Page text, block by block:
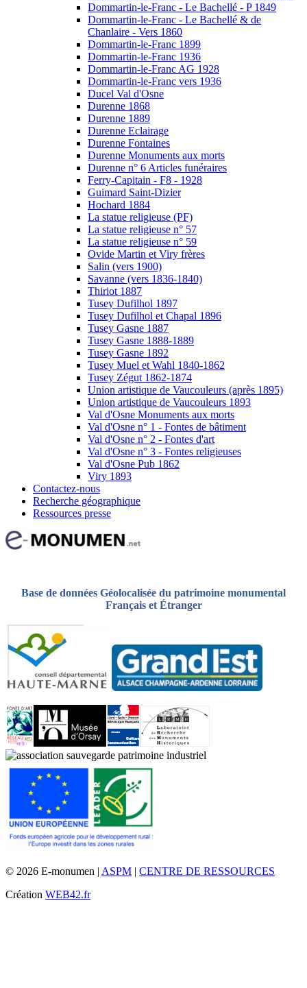
Dommartin-le-Franc - Le Bachellé - P 1849
Dommartin-le-Franc - Le Bachellé & de
Chanlaire - Vers 1860
Dommartin-le-Franc 1899
Dommartin-le-Franc 1936
Dommartin-le-Franc AG 1928
Dommartin-le-Franc vers 1936
Ducel Val d'Osne
Durenne 1868
Durenne 1889
Durenne Eclairage
Durenne Fontaines
Durenne Monuments aux morts
Durenne n° 6 Articles funéraires
Ferry-Capitain - F8 - 1928
Guimard Saint-Dizier
Hochard 1884
La statue religieuse (PF)
La statue religieuse n° 57
La statue religieuse n° 59
Ovide Martin et Viry frères
Salin (vers 1900)
Savanne (vers 1836-1840)
Thiriot 1887
Tusey Dufilhol 1897
Tusey Dufilhol et Chapal 1896
Tusey Gasne 1887
Tusey Gasne 1888-1889
Tusey Gasne 1892
Tusey Muel et Wahl 1840-1862
Tusey Zégut 1862-1874
Union artistique de Vaucouleurs (après 1895)
Union artistique de Vaucouleurs 1893
Val d'Osne Monuments aux morts
Val d'Osne n° 1 - Fontes de bâtiment
Val d'Osne n° 2 - Fontes d'art
Val d'Osne n° 3 - Fontes religieuses
Val d'Osne Pub 1862
Viry 1893
Contactez-nous
Recherche géographique
Ressources presse
Base de données Géolocalisée du patrimoine monumental
Français et Étranger
© 2026 E-monumen | ASPM | CENTRE DE RESSOURCES
Création WEB42.fr